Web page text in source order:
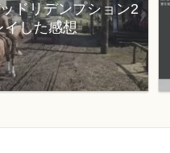
ドリデンプション2
イした感想